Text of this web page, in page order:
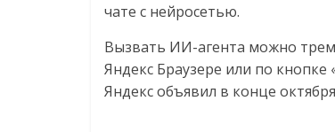
чате с нейросетью.
Вызвать ИИ-агента можно
Яндекс Браузере или по
Яндекс объявил в конце